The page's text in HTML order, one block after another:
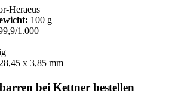
Heraeus
100 g
1.000
x 3,85 mm
bei Kettner bestellen